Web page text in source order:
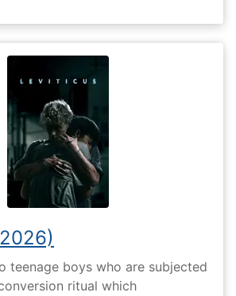
teenage boys who are subjected
ritual which